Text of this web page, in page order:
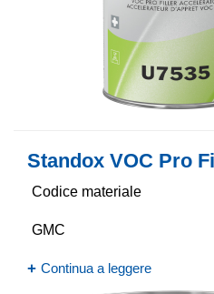
Standox VOC Pro
Codice materiale
GMC
Continua a leggere